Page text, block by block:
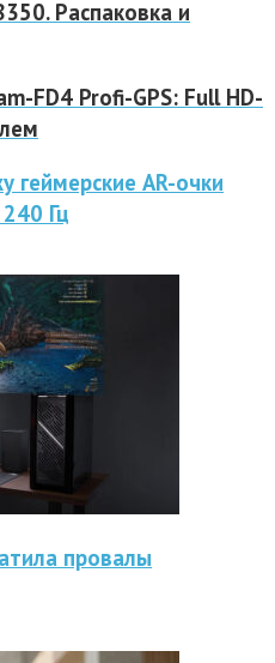
Распаковка и
FD4 Profi-GPS: Full HD-
геймерские AR-очки
Гц
провалы